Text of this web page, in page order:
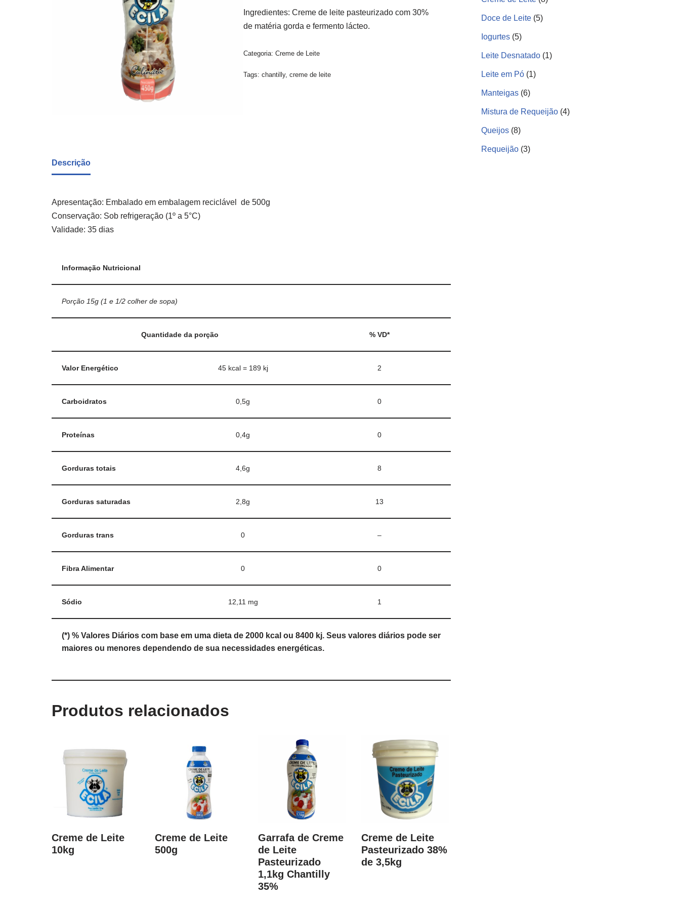
Ingredientes: Creme de leite pasteurizado com 30%
de matéria gorda e fermento lácteo.
Categoria: Creme de Leite
Tags: chantilly, creme de leite
Descrição
Apresentação: Embalado em embalagem reciclável de 500g
Conservação: Sob refrigeração (1º a 5°C)
Validade: 35 dias
Informação Nutricional
Porção 15g (1 e 1/2 colher de sopa)
Quantidade da porção % VD*
Valor Energético 45 kcal = 189 kj 2
Carboidratos 0,5g 0
Proteínas 0,4g 0
Gorduras totais 4,6g 8
Gorduras saturadas 2,8g 13
Gorduras trans 0 –
Fibra Alimentar 0 0
Sódio 12,11 mg 1
(*) % Valores Diários com base em uma dieta de 2000 kcal ou 8400 kj. Seus valores diários pode ser
maiores ou menores dependendo de sua necessidades energéticas.
Produtos relacionados
Creme de Leite
10kg
Creme de Leite
500g
Garrafa de Creme
de Leite
Pasteurizado
1,1kg Chantilly
35%
Creme de Leite
Pasteurizado 38%
de 3,5kg
Doce de Leite 5
Iogurtes 5
Leite Desnatado 1
Leite em Pó 1
Manteigas 6
Mistura de Requeijão 4
Queijos 8
Requeijão 3